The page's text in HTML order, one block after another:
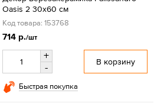
Oasis 2 30х60 см
Код товара: 153768
714 р./шт
+
-
В корзину
Быстрая покупка